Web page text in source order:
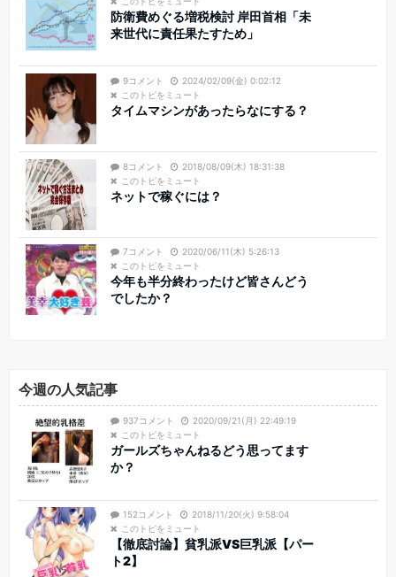
防衛費めぐる増税検討 岸田首相「未
来世代に責任果たすため」
9コメント
2024/02/09(金) 0:02:12
このトピをミュート
タイムマシンがあったらなにする？
8コメント
2018/08/09(木) 18:31:38
このトピをミュート
ネットで稼ぐには？
7コメント
2020/06/11(木) 5:26:13
このトピをミュート
今年も半分終わったけど皆さんどう
でしたか？
今週の人気記事
937コメント
2020/09/21(月) 22:49:19
このトピをミュート
ガールズちゃんねるどう思ってます
か？
152コメント
2018/11/20(火) 9:58:04
このトピをミュート
【徹底討論】貧乳派VS巨乳派【パー
ト2】